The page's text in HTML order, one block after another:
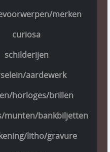
merken
curiosa
schilderijen
aardewerk
horloges/brillen
munten/bankbiljetten
litho/gravure